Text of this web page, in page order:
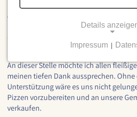
Aufgrund gesundheitlicher Gründe ist
mehr möglich, diese geliebte Tradition
Jahre, in denen ich diese Aufgabe mit
habe, bleiben mir unvergesslich.
An dieser Stelle möchte ich allen
meinen tiefen Dank aussprechen.
Unterstützung wäre es uns nicht
Pizzen vorzubereiten und an unsere
verkaufen.
Details
Notwendige Cookies
Funktionen und sind für die
der Website erforderlich.
Einverständnis-Cookie
Impressum